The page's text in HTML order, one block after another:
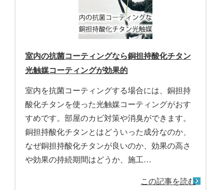
室内の抗菌コーティングなら銅担持酸化チタン
光触媒コーティングが効果的
室内を抗菌コーティングする場合には、銅担持
酸化チタンを使った光触媒コーティングがおす
すめです。部屋のカビ対策や消臭ができます。
銅担持酸化チタンとはどういった成分なのか、
なぜ銅担持酸化チタンが良いのか、効果の高さ
や効果の持続期間はどうか、施工…
この記事を読む